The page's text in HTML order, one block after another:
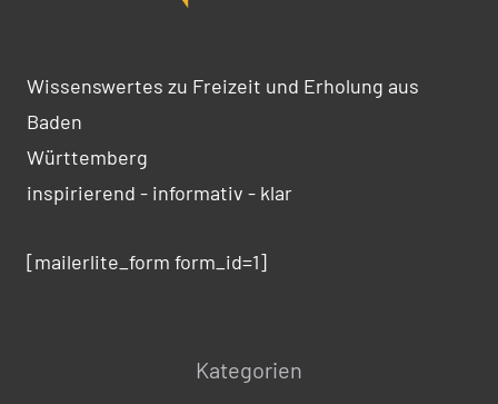
Wissenswertes zu Freizeit und Erholung aus
Baden
Württemberg
inspirierend - informativ - klar
[mailerlite_form form_id=1]
Kategorien